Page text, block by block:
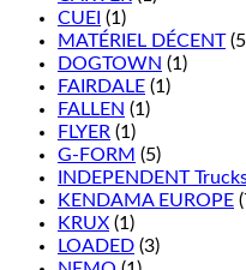
CUEI (1)
MATÉRIEL DÉCENT
DOGTOWN (1)
FAIRDALE (1)
FALLEN (1)
FLYER (1)
G-FORM (5)
INDEPENDENT
KENDAMA EUROPE
KRUX (1)
LOADED (3)